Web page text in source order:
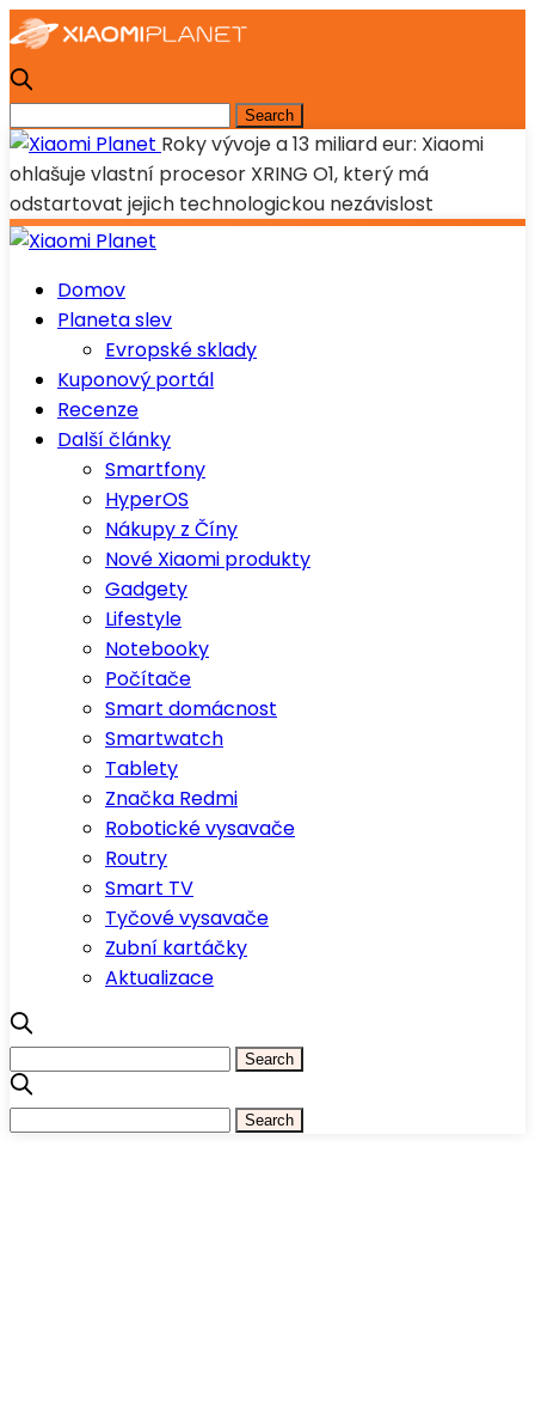
Roky vývoje a 13 miliard eur: Xiaomi
ohlašuje vlastní procesor XRING O1, který má
odstartovat jejich technologickou nezávislost
Domov
Planeta slev
Evropské sklady
Kuponový portál
Recenze
Další články
Smartfony
HyperOS
Nákupy z Číny
Nové Xiaomi produkty
Gadgety
Lifestyle
Notebooky
Počítače
Smart domácnost
Smartwatch
Tablety
Značka Redmi
Robotické vysavače
Routry
Smart TV
Tyčové vysavače
Zubní kartáčky
Aktualizace